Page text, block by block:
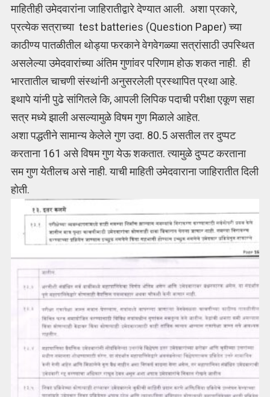
माहितीही उमेदवारांना जाहिरातीद्वारे देण्यात आली. अशा प्रकारे,
प्रत्येक सत्राच्या test batteries (Question Paper) च्या
काठीण्य पातळीतील थोड्या फरकाने वेगवेगळ्या सत्रांसाठी उपस्थित
असलेल्या उमेदवारांच्या अंतिम गुणांवर परिणाम होऊ शकत नाही. ही
भारतातील चाचणी संस्थांनी अनुसरलेली प्रस्थापित प्रथा आहे.
इथापे यांनी पुढे सांगितले कि, आपली लिपिक पदाची परीक्षा एकूण सहा
सत्र मध्ये झाली असल्यामुळे विषम गुण मिळाले आहेत.
अशा पद्धतीने सामान्य केलेले गुण उदा. 80.5 असतील तर दुप्पट
करताना 161 असे विषम गुण येऊ शकतात. त्यामुळे दुप्पट करताना
सम गुण येतीलच असे नाही. याची माहिती उमेदवाराना जाहिरातीत दिली
होती.